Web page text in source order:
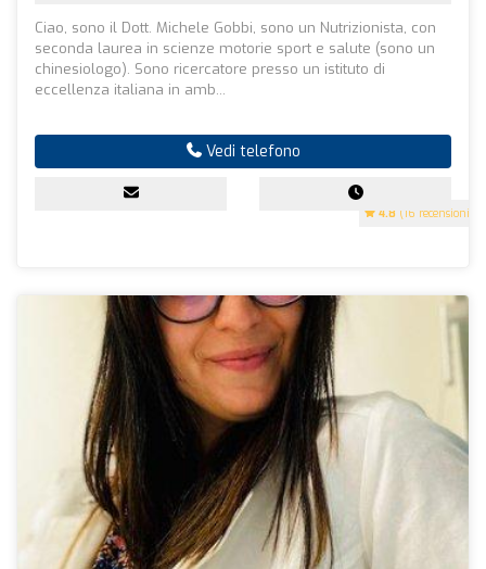
4.8 (16 recensioni)
Ciao, sono il Dott. Michele Gobbi, sono un Nutrizionista, con
seconda laurea in scienze motorie sport e salute (sono un
chinesiologo). Sono ricercatore presso un istituto di
eccellenza italiana in amb...
Vedi telefono